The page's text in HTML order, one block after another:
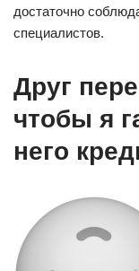
достаточно
специалистов.
Друг
чтобы я
него